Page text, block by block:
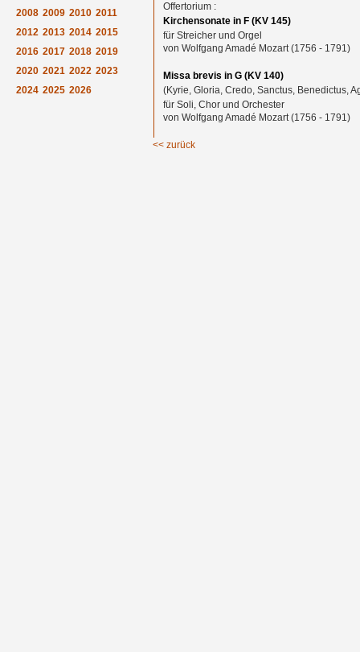
2008 2009 2010 2011
2012 2013 2014 2015
2016 2017 2018 2019
2020 2021 2022 2023
2024 2025 2026
Offertorium :
Kirchensonate in F (KV 145)
für Streicher und Orgel
von Wolfgang Amadé Mozart (1756 - 1791)
Missa brevis in G (KV 140)
(Kyrie, Gloria, Credo, Sanctus, Benedictus,
für Soli, Chor und Orchester
von Wolfgang Amadé Mozart (1756 - 1791)
<< zurück